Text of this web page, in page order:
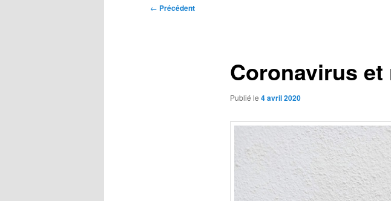
Navigation
← Précédent
Coronavirus
Publié le 4 avril 2020